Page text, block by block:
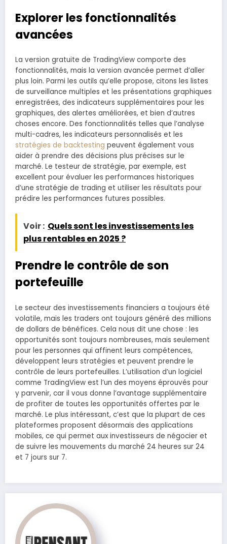
Explorer les fonctionnalités
avancées
La version gratuite de TradingView comporte des
fonctionnalités, mais la version avancée permet d’aller
plus loin. Parmi les outils qu’elle propose, citons les listes
de surveillance multiples et les présentations graphiques
enregistrées, des indicateurs supplémentaires pour les
graphiques, des alertes améliorées, et bien d’autres
choses encore. Des fonctionnalités telles que l’analyse
multi-cadres, les indicateurs personnalisés et les
stratégies de backtesting peuvent également vous
aider à prendre des décisions plus précises sur le
marché. Le testeur de stratégie, par exemple, est
excellent pour évaluer les performances historiques
d’une stratégie de trading et utiliser les résultats pour
prédire les performances futures possibles.
Voir : Quels sont les investissements les
plus rentables en 2025 ?
Prendre le contrôle de son
portefeuille
Le secteur des investissements financiers a toujours été
volatile, mais les traders ont toujours généré des millions
de dollars de bénéfices. Cela nous dit une chose : les
opportunités sont toujours nombreuses, mais seulement
pour les personnes qui affinent leurs compétences,
développent leurs stratégies et peuvent prendre le
contrôle de leurs portefeuilles. L’utilisation d’un logiciel
comme TradingView est l’un des moyens éprouvés pour
y parvenir, car il vous donne l’avantage supplémentaire
de profiter de toutes les opportunités offertes par le
marché. Le plus intéressant, c’est que la plupart de ces
plateformes proposent désormais des applications
mobiles, ce qui permet aux investisseurs de négocier et
de suivre les mouvements du marché 24 heures sur 24
et 7 jours sur 7.